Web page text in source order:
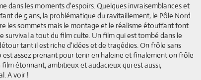
dans les moments d'espoirs. Quelques invraisemblances et
de 5 ans, la problématique du ravitaillement, le Pôle Nord
les sommets mais le montage et le réalisme étouffant font
survival a tout du film culte. Un film qui est tombé dans le
tant il est riche d'idées et de tragédies. On frôle sans
est assez prenant pour tenir en haleine et finalement on frôle
étonnant, ambitieux et audacieux qui est aussi,
A voir !